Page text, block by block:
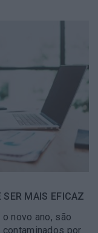
SER MAIS EFICAZ
novo ano, são
por